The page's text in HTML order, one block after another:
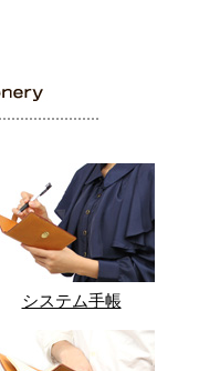
システム手帳